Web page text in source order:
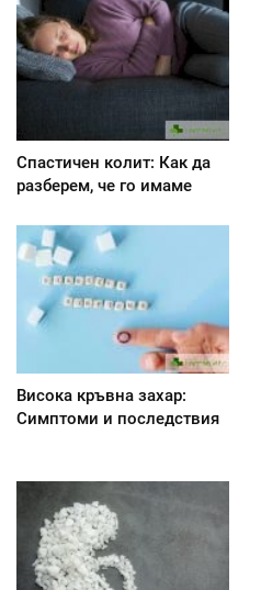
Спастичен колит: Как да
разберем, че го имаме
Висока кръвна захар:
Симптоми и последствия